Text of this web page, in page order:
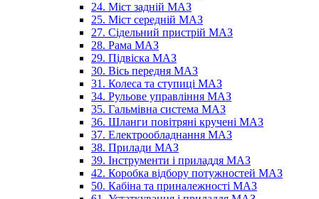
24. Міст задній МАЗ
25. Міст середній МАЗ
27. Сідельний пристрій МАЗ
28. Рама МАЗ
29. Підвіска МАЗ
30. Вісь передня МАЗ
31. Колеса та ступиці МАЗ
34. Рульове управління МАЗ
35. Гальмівна система МАЗ
36. Шланги повітряні кручені МАЗ
37. Електрообладнання МАЗ
38. Прилади МАЗ
39. Інструменти і приладдя МАЗ
42. Коробка відбору потужностей МАЗ
50. Кабіна та приналежності МАЗ